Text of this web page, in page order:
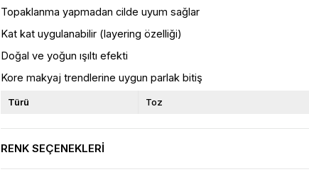
Topaklanma yapmadan cilde uyum sağlar
Kat kat uygulanabilir (layering özelliği)
Doğal ve yoğun ışıltı efekti
Kore makyaj trendlerine uygun parlak bitiş
Türü Toz
RENK SEÇENEKLERI